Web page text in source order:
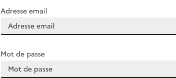
Adresse email
Mot de passe